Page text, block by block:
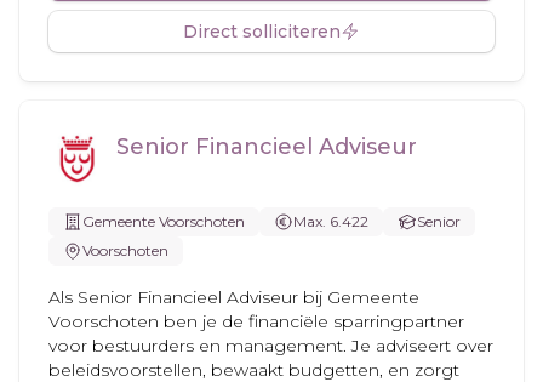
Direct solliciteren
Senior Financieel Adviseur
Gemeente Voorschoten Max. 6.422
Senior
Voorschoten
Als Senior Financieel Adviseur bij Gemeente
Voorschoten ben je de financiële sparringpartner
voor bestuurders en management. Je adviseert over
beleidsvoorstellen, bewaakt budgetten, en zorgt